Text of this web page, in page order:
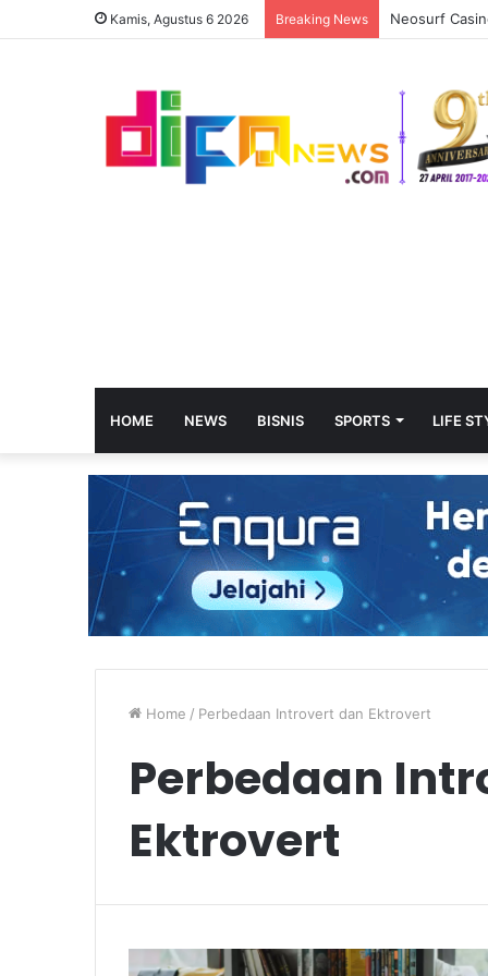
Kamis, Agustus 6 2026 Breaking News Neosurf
HOME NEWS BISNIS SPORTS LIFE
Home / Perbedaan Introvert dan Ektrovert
Perbedaan
Ektrovert